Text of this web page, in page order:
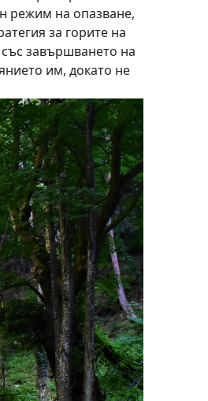
режим на опазване,
за горите на
завършването на
им, докато не